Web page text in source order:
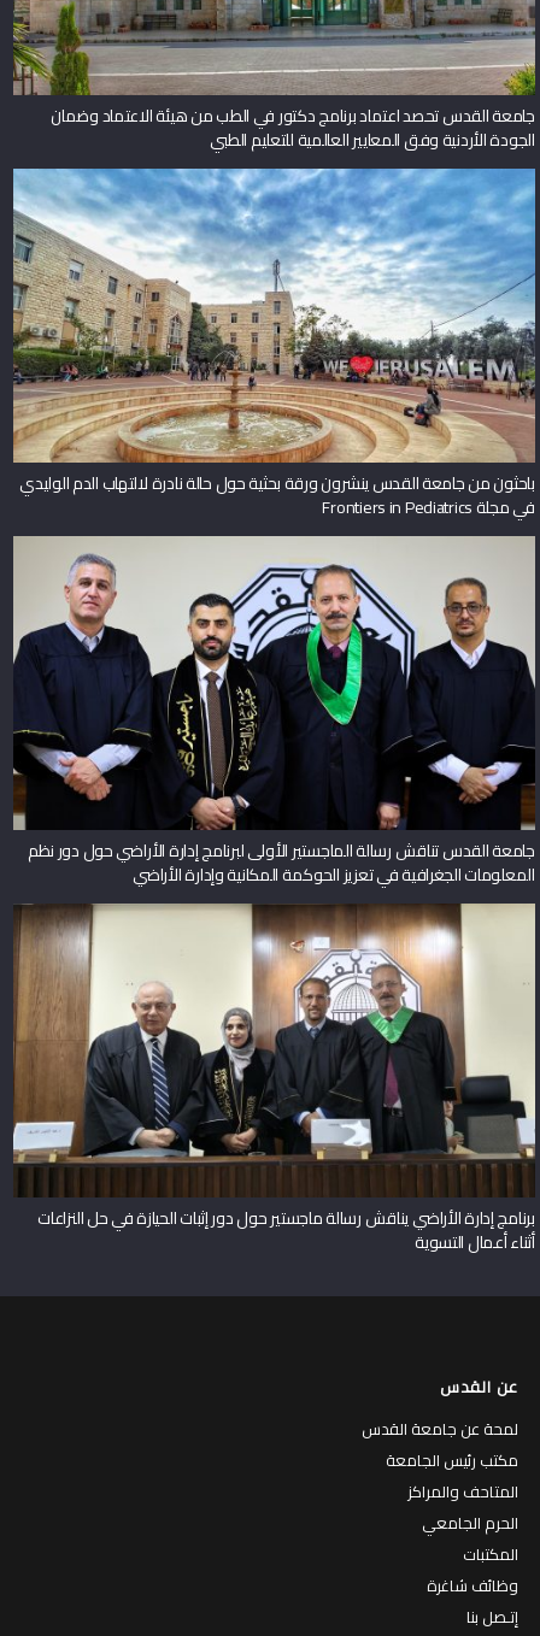
جامعة القدس تحصد اعتماد برنامج دكتور في الطب من هيئة الاعتماد وضمان
الجودة الأردنية وفق المعايير العالمية للتعليم الطبي
باحثون من جامعة القدس ينشرون ورقة بحثية حول حالة نادرة لالتهاب الدم الوليدي
في مجلة Frontiers in Pediatrics
جامعة القدس تناقش رسالة الماجستير الأولى لبرنامج إدارة الأراضي حول دور نظم
المعلومات الجغرافية في تعزيز الحوكمة المكانية وإدارة الأراضي
برنامج إدارة الأراضي يناقش رسالة ماجستير حول دور إثبات الحيازة في حل النزاعات
أثناء أعمال التسوية
عن القدس
لمحة عن جامعة القدس
مكتب رئيس الجامعة
المتاحف والمراكز
الحرم الجامعي
المكتبات
وظائف شاغرة
إتـصل بنا